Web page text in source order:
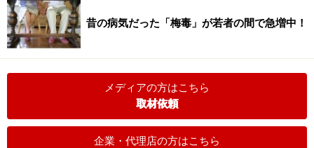
昔の病気だった「梅毒」が若者の間で急増中！
メディアの方はこちら
取材依頼
企業・代理店の方はこちら